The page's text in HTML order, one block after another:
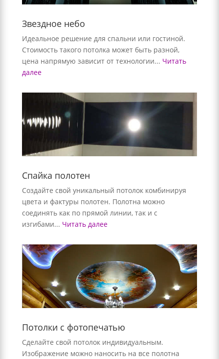
Звездное небо
Идеальное решение для спальни или гостиной.
Стоимость такого потолка может быть разной,
цена напрямую зависит от технологии... Читать
далее
Спайка полотен
Создайте свой уникальный потолок комбинируя
цвета и фактуры полотен. Полотна можно
соединять как по прямой линии, так и с
изгибами... Читать далее
Потолки с фотопечатью
Сделайте свой потолок индивидуальным.
Изображение можно наносить на все полотна